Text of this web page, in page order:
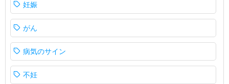
妊娠
がん
病気のサイン
不妊